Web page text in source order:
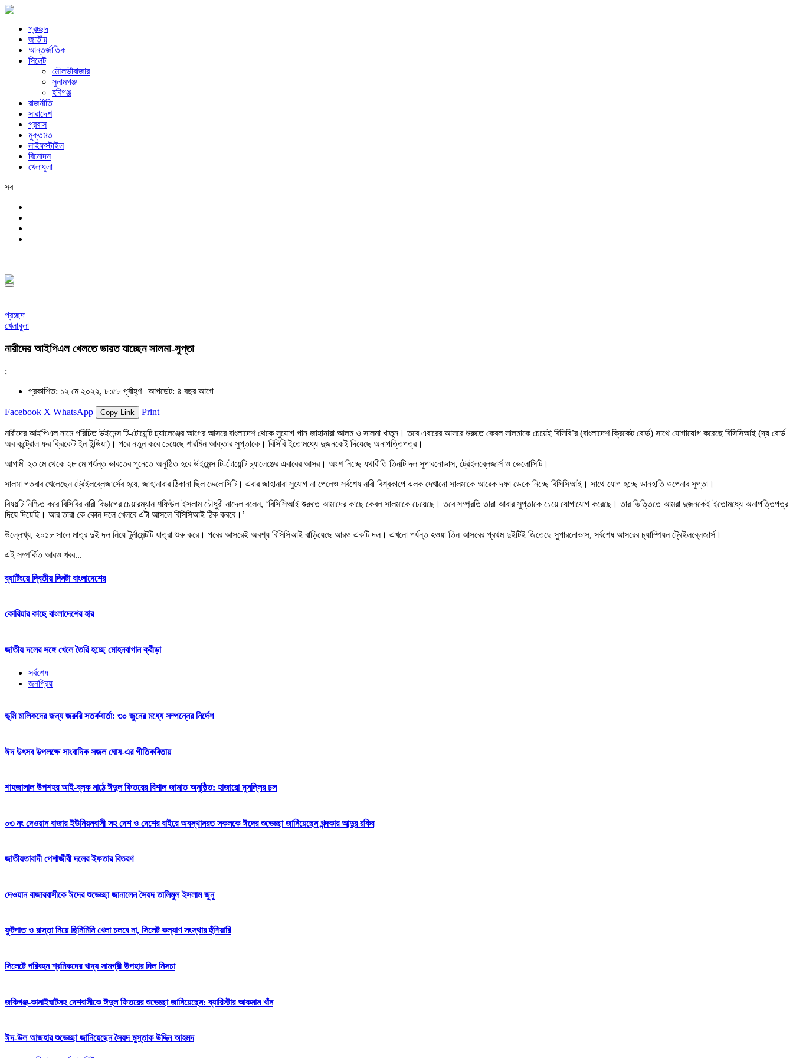
প্রচ্ছদ
জাতীয়
আন্তর্জাতিক
সিলেট
মৌলভীবাজার
সুনামগঞ্জ
হবিগঞ্জ
রাজনীতি
সারাদেশ
প্রবাস
মুক্তমত
লাইফস্টাইল
বিনোদন
খেলাধুলা
সব
প্রচ্ছদ
খেলাধুলা
নারীদের আইপিএল খেলতে ভারত যাচ্ছেন সালমা-সুপ্তা
;
প্রকাশিত: ১২ মে ২০২২, ৮:৫৮ পূর্বাহ্ণ | আপডেট: ৪ বছর আগে
Facebook X WhatsApp Copy Link Print
নারীদের আইপিএল নামে পরিচিত উইমেন্স টি-টোয়েন্টি চ্যালেঞ্জের আগের আসরে বাংলাদেশ থেকে সুযোগ পান জাহানারা আলম ও সালমা খাতুন। তবে এবারের আসরে শুরুতে কেবল সালমাকে চেয়েই বিসিবি’র (বাংলাদেশ ক্রিকেট বোর্ড) সাথে যোগাযোগ করেছে বিসিসিআই (দ্য বোর্ড
অব কন্ট্রোল ফর ক্রিকেট ইন ইন্ডিয়া)। পরে নতুন করে চেয়েছে শারমিন আক্তার সুপ্তাকে। বিসিবি ইতোমধ্যে দুজনকেই দিয়েছে অনাপত্তিপত্র।
আগামী ২৩ মে থেকে ২৮ মে পর্যন্ত ভারতের পুনেতে অনুষ্ঠিত হবে উইমেন্স টি-টোয়েন্টি চ্যালেঞ্জের এবারের আসর। অংশ নিচ্ছে যথারীতি তিনটি দল সুপারনোভাস, ট্রেইলব্লেজার্স ও ভেলোসিটি।
সালমা গতবার খেলেছেন ট্রেইলব্লেজার্সের হয়ে, জাহানারার ঠিকানা ছিল ভেলোসিটি। এবার জাহানারা সুযোগ না পেলেও সর্বশেষ নারী বিশ্বকাপে ঝলক দেখানো সালমাকে আরেক দফা ডেকে নিচ্ছে বিসিসিআই। সাথে যোগ হচ্ছে ডানহাতি ওপেনার সুপ্তা।
বিষয়টি নিশ্চিত করে বিসিবির নারী বিভাগের চেয়ারম্যান শফিউল ইসলাম চৌধুরী নাদেল বলেন, ‘বিসিসিআই শুরুতে আমাদের কাছে কেবল সালমাকে চেয়েছে। তবে সম্প্রতি তারা আবার সুপ্তাকে চেয়ে যোগাযোগ করেছে। তার ভিত্তিতে আমরা দুজনকেই ইতোমধ্যে অনাপত্তিপত্র
দিয়ে দিয়েছি। আর তারা কে কোন দলে খেলবে এটা আসলে বিসিসিআই ঠিক করবে।’
উল্লেখ্য, ২০১৮ সালে মাত্র দুই দল নিয়ে টুর্নামেন্টটি যাত্রা শুরু করে। পরের আসরেই অবশ্য বিসিসিআই বাড়িয়েছে আরও একটি দল। এখনো পর্যন্ত হওয়া তিন আসরের প্রথম দুইটিই জিতেছে সুপারনোভাস, সর্বশেষ আসরের চ্যাম্পিয়ন ট্রেইলব্লেজার্স।
এই সম্পর্কিত আরও খবর...
ব্যাটিংয়ে দ্বিতীয় দিনটা বাংলাদেশের
কোরিয়ার কাছে বাংলাদেশের হার
জাতীয় দলের সঙ্গে খেলে তৈরি হচ্ছে মোহনবাগান ক্রীড়া
সর্বশেষ
জনপ্রিয়
ভূমি মালিকদের জন্য জরুরি সতর্কবার্তা: ৩০ জুনের মধ্যে সম্পন্নের নির্দেশ
ঈদ উৎসব উপলক্ষে সাংবাদিক সজল ঘোষ-এর গীতিকবিতায়
শাহজালাল উপশহর আই-ব্লক মাঠে ঈদুল ফিতরের বিশাল জামাত অনুষ্ঠিত: হাজারো মুসল্লির ঢল
০৩ নং দেওয়ান বাজার ইউনিয়নবাসী সহ দেশ ও দেশের বাইরে অবস্থানরত সকলকে ঈদের শুভেচ্ছা জানিয়েছেন খন্দকার আব্দুর রকিব
জাতীয়তাবাদী পেশাজীবী দলের ইফতার বিতরণ
দেওয়ান বাজারবাসীকে ঈদের শুভেচ্ছা জানালেন সৈয়দ তালিমুল ইসলাম জুনু
ফুটপাত ও রাস্তা নিয়ে ছিনিমিনি খেলা চলবে না, সিলেট কল্যাণ সংস্থার হুঁশিয়ারি
সিলেটে পরিবহন শ্রমিকদের খাদ্য সামগ্রী উপহার দিল নিসচা
জকিগঞ্জ-কানাইঘাটসহ দেশবাসীকে ঈদুল ফিতরের শুভেচ্ছা জানিয়েছেন: ব্যারিস্টার আকমাম খাঁন
ঈদ-উল আজহার শুভেচ্ছা জানিয়েছেন সৈয়দ মুস্তাক উদ্দিন আহমদ